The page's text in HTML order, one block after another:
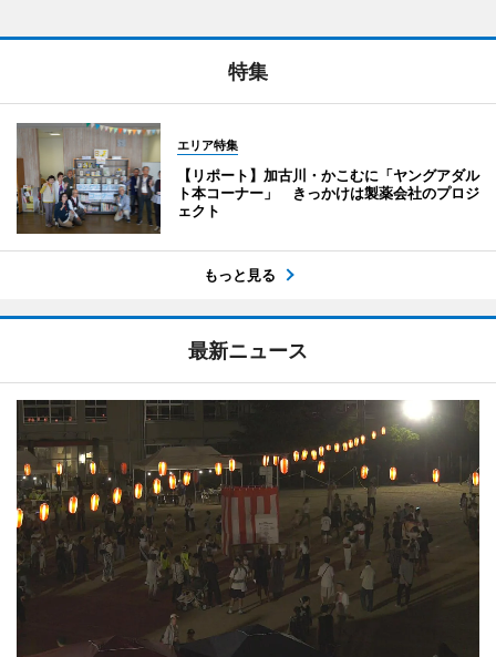
特集
エリア特集
【リポート】加古川・かこむに「ヤングアダル
ト本コーナー」 きっかけは製薬会社のプロジ
ェクト
もっと見る
最新ニュース